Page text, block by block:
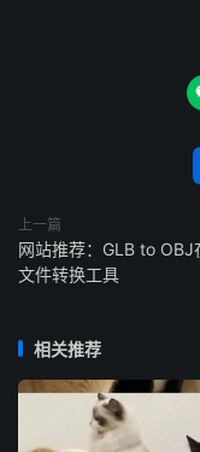
上一篇
网站推荐：GLB to OBJ
文件转换工具
相关推荐